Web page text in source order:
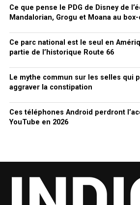
Ce que pense le PDG de Disney de
Mandalorian, Grogu et Moana au
Ce parc national est le seul en
partie de l’historique Route 66
Le mythe commun sur les selles qui
aggraver la constipation
Ces téléphones Android perdront
YouTube en 2026